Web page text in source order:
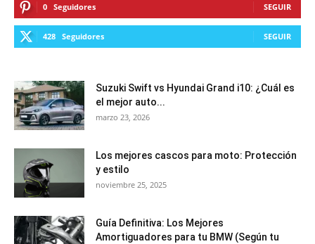
0 Seguidores SEGUIR
428 Seguidores SEGUIR
Suzuki Swift vs Hyundai Grand i10: ¿Cuál es
el mejor auto...
marzo 23, 2026
Los mejores cascos para moto: Protección
y estilo
noviembre 25, 2025
Guía Definitiva: Los Mejores
Amortiguadores para tu BMW (Según tu